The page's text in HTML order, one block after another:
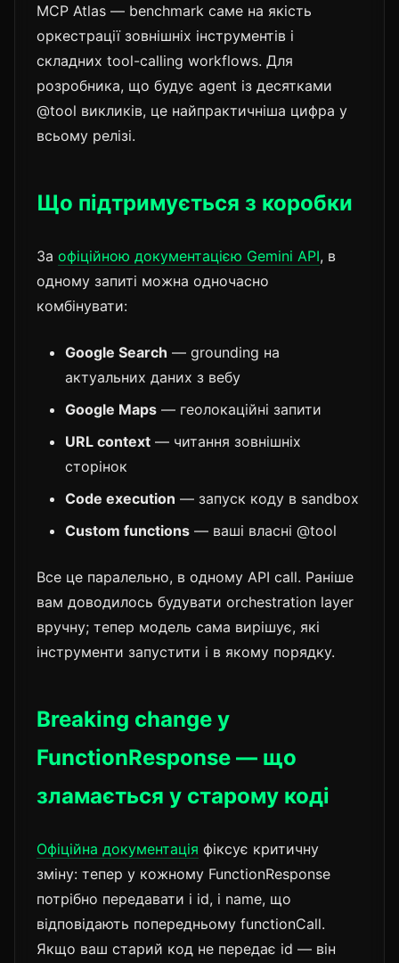
MCP Atlas — benchmark саме на якість
оркестрації зовнішніх інструментів і
складних tool-calling workflows. Для
розробника, що будує agent із десятками
@tool викликів, це найпрактичніша цифра у
всьому релізі.
Що підтримується з коробки
За офіційною документацією Gemini API, в
одному запиті можна одночасно
комбінувати:
Google Search — grounding на
актуальних даних з вебу
Google Maps — геолокаційні запити
URL context — читання зовнішніх
сторінок
Code execution — запуск коду в sandbox
Custom functions — ваші власні @tool
Все це паралельно, в одному API call. Раніше
вам доводилось будувати orchestration layer
вручну; тепер модель сама вирішує, які
інструменти запустити і в якому порядку.
Breaking change у
FunctionResponse — що
зламається у старому коді
Офіційна документація фіксує критичну
зміну: тепер у кожному FunctionResponse
потрібно передавати і id, і name, що
відповідають попередньому functionCall.
Якщо ваш старий код не передає id — він